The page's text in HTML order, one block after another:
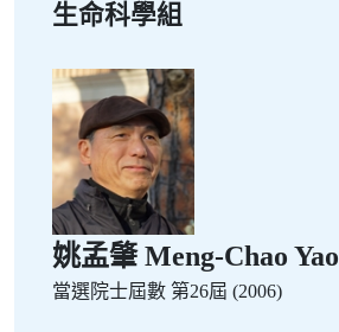
生命科學組
姚孟肇 Meng-Chao Yao
當選院士屆數 第26屆 (2006)